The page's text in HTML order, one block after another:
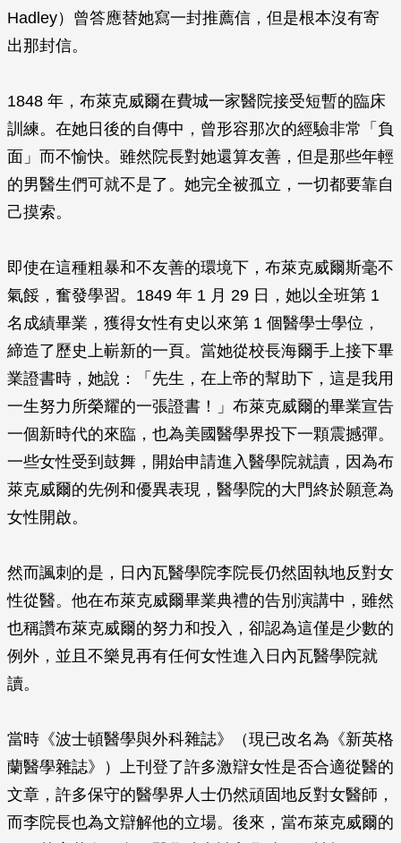
Hadley）曾答應替她寫一封推薦信，但是根本沒有寄
出那封信。
1848 年，布萊克威爾在費城一家醫院接受短暫的臨床
訓練。在她日後的自傳中，曾形容那次的經驗非常「負
面」而不愉快。雖然院長對她還算友善，但是那些年輕
的男醫生們可就不是了。她完全被孤立，一切都要靠自
己摸索。
即使在這種粗暴和不友善的環境下，布萊克威爾斯毫不
氣餒，奮發學習。1849 年 1 月 29 日，她以全班第 1
名成績畢業，獲得女性有史以來第 1 個醫學士學位，
締造了歷史上嶄新的一頁。當她從校長海爾手上接下畢
業證書時，她說：「先生，在上帝的幫助下，這是我用
一生努力所榮耀的一張證書！」布萊克威爾的畢業宣告
一個新時代的來臨，也為美國醫學界投下一顆震撼彈。
一些女性受到鼓舞，開始申請進入醫學院就讀，因為布
萊克威爾的先例和優異表現，醫學院的大門終於願意為
女性開啟。
然而諷刺的是，日內瓦醫學院李院長仍然固執地反對女
性從醫。他在布萊克威爾畢業典禮的告別演講中，雖然
也稱讚布萊克威爾的努力和投入，卻認為這僅是少數的
例外，並且不樂見再有任何女性進入日內瓦醫學院就
讀。
當時《波士頓醫學與外科雜誌》（現已改名為《新英格
蘭醫學雜誌》）上刊登了許多激辯女性是否合適從醫的
文章，許多保守的醫學界人士仍然頑固地反對女醫師，
而李院長也為文辯解他的立場。後來，當布萊克威爾的